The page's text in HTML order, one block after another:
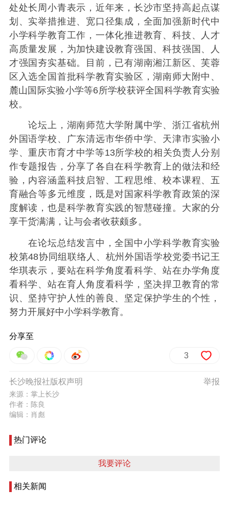
处处长周小青表示，近年来，长沙市坚持高起点谋
划、实举措推进、宽口径集成，全面加强新时代中
小学科学教育工作，一体化推进教育、科技、人才
高质量发展，为加快建设教育强国、科技强国、人
才强国夯实基础。目前，已有湖南湘江新区、芙蓉
区入选全国首批科学教育实验区，湖南师大附中、
麓山国际实验小学等6所学校获评全国科学教育实验
校。
论坛上，湖南师范大学附属中学、浙江省杭州
外国语学校、广东清远市华侨中学、天津市实验小
学、重庆市育才中学等13所学校的相关负责人分别
作专题报告，分享了各自在科学教育上的做法和经
验，内容涵盖科技启智、工程思维、校本课程、五
育融合等多元维度，既是对国家科学教育政策的深
度解读，也是科学教育实践的智慧碰撞。大家的分
享干货满满，让与会者收获颇多。
在论坛总结发言中，全国中小学科学教育实验
校第48协同组联络人、杭州外国语学校党委书记王
华琪表示，要站在科学角度看科学、站在办学角度
看科学、站在育人角度看科学，坚决捍卫教育的常
识、坚持守护人性的善良、坚定保护学生的个性，
努力开展好中小学科学教育。
分享至
3
举报
长沙晚报社版权声明
来源：掌上长沙
作者：陈良
编辑：肖彪
热门评论
我要评论
相关新闻